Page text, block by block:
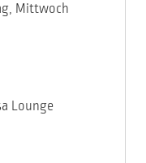
Mittwoch
Lounge